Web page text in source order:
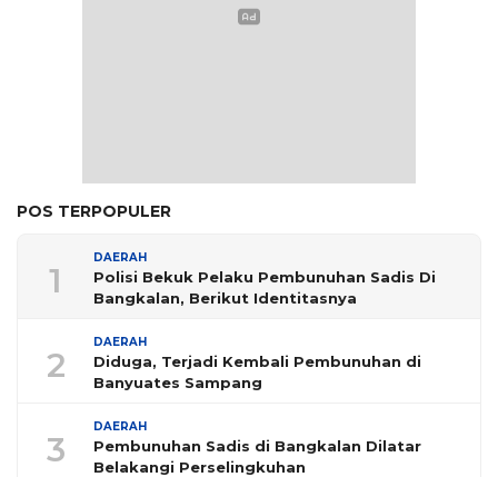
POS TERPOPULER
1
DAERAH
Polisi Bekuk Pelaku Pembunuhan Sadis Di
Bangkalan, Berikut Identitasnya
2
DAERAH
Diduga, Terjadi Kembali Pembunuhan di
Banyuates Sampang
3
DAERAH
Pembunuhan Sadis di Bangkalan Dilatar
Belakangi Perselingkuhan